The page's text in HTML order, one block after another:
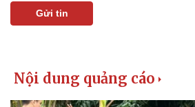
Gửi tin